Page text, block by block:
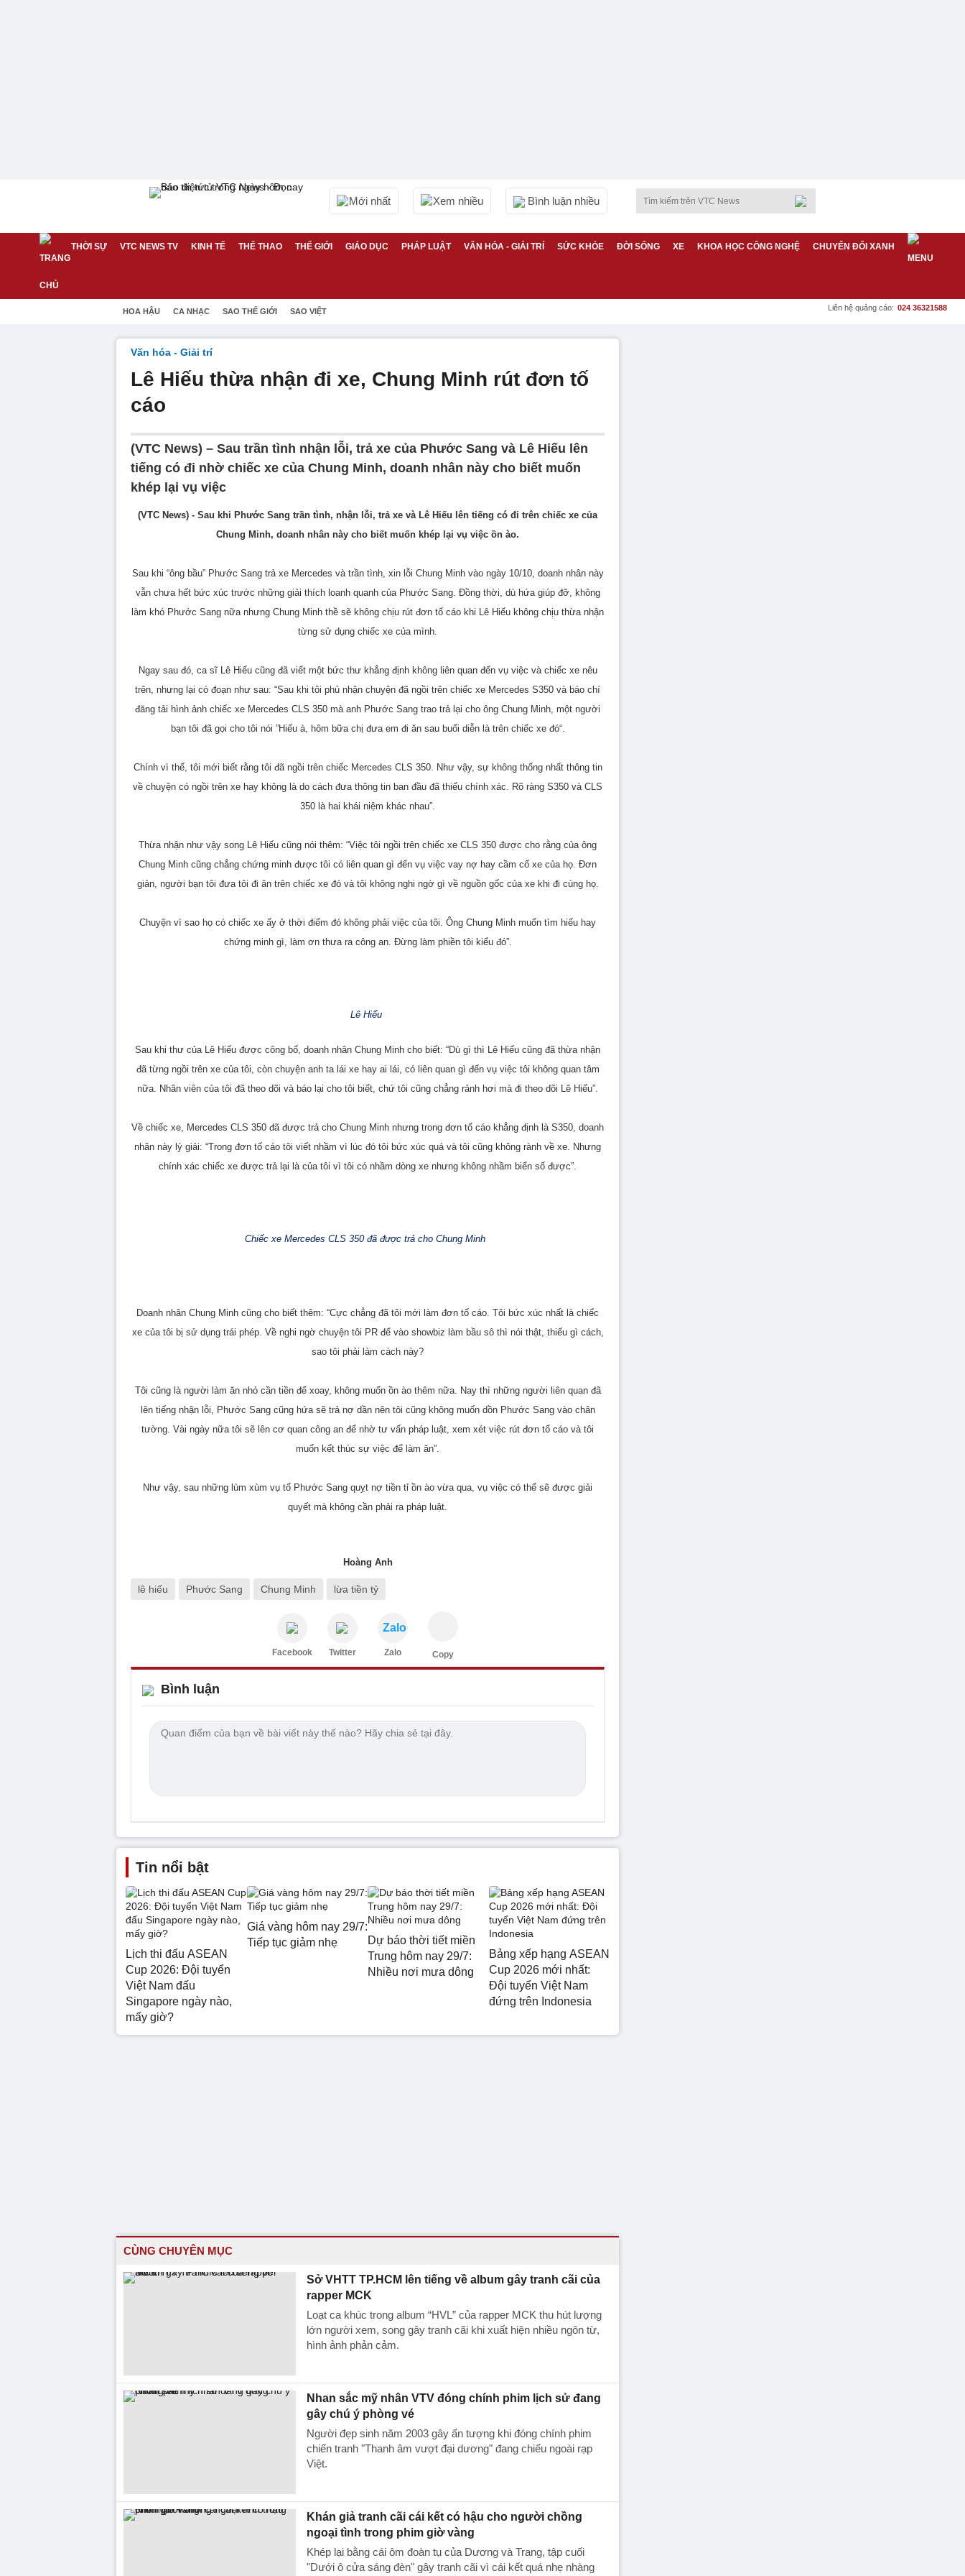
Mới nhất Xem nhiều Bình luận nhiều
THỜI SỰ VTC NEWS TV KINH TẾ THỂ THAO THẾ GIỚI GIÁO DỤC PHÁP LUẬT VĂN HÓA - GIẢI TRÍ SỨC KHỎE ĐỜI SỐNG XE KHOA HỌC CÔNG NGHỆ CHUYỂN ĐỔI XANH
HOA HẬU CA NHẠC SAO THẾ GIỚI SAO VIỆT Liên hệ quảng cáo: 024 36321588
Văn hóa - Giải trí
Lê Hiếu thừa nhận đi xe, Chung Minh rút đơn tố
cáo
(VTC News) – Sau trần tình nhận lỗi, trả xe của Phước Sang và Lê Hiếu lên
tiếng có đi nhờ chiếc xe của Chung Minh, doanh nhân này cho biết muốn
khép lại vụ việc
(VTC News) - Sau khi Phước Sang trần tình, nhận lỗi, trả xe và Lê Hiếu lên tiếng có đi trên chiếc xe của
Chung Minh, doanh nhân này cho biết muốn khép lại vụ việc ồn ào.
Sau khi “ông bầu” Phước Sang trả xe Mercedes và trần tình, xin lỗi Chung Minh vào ngày 10/10, doanh nhân này
vẫn chưa hết bức xúc trước những giải thích loanh quanh của Phước Sang. Đồng thời, dù hứa giúp đỡ, không
làm khó Phước Sang nữa nhưng Chung Minh thề sẽ không chịu rút đơn tố cáo khi Lê Hiếu không chịu thừa nhận
từng sử dụng chiếc xe của mình.
Ngay sau đó, ca sĩ Lê Hiếu cũng đã viết một bức thư khẳng định không liên quan đến vụ việc và chiếc xe nêu
trên, nhưng lại có đoạn như sau: “Sau khi tôi phủ nhận chuyện đã ngồi trên chiếc xe Mercedes S350 và báo chí
đăng tải hình ảnh chiếc xe Mercedes CLS 350 mà anh Phước Sang trao trả lại cho ông Chung Minh, một người
bạn tôi đã gọi cho tôi nói ”Hiếu à, hôm bữa chị đưa em đi ăn sau buổi diễn là trên chiếc xe đó“.
Chính vì thế, tôi mới biết rằng tôi đã ngồi trên chiếc Mercedes CLS 350. Như vậy, sự không thống nhất thông tin
về chuyện có ngồi trên xe hay không là do cách đưa thông tin ban đầu đã thiếu chính xác. Rõ ràng S350 và CLS
350 là hai khái niệm khác nhau”.
Thừa nhận như vậy song Lê Hiếu cũng nói thêm: “Việc tôi ngồi trên chiếc xe CLS 350 được cho rằng của ông
Chung Minh cũng chẳng chứng minh được tôi có liên quan gì đến vụ việc vay nợ hay cầm cố xe của họ. Đơn
giản, người bạn tôi đưa tôi đi ăn trên chiếc xe đó và tôi không nghi ngờ gì về nguồn gốc của xe khi đi cùng họ.
Chuyện vì sao họ có chiếc xe ấy ở thời điểm đó không phải việc của tôi. Ông Chung Minh muốn tìm hiểu hay
chứng minh gì, làm ơn thưa ra công an. Đừng làm phiền tôi kiểu đó”.
Lê Hiếu
Sau khi thư của Lê Hiếu được công bố, doanh nhân Chung Minh cho biết: “Dù gì thì Lê Hiếu cũng đã thừa nhận
đã từng ngồi trên xe của tôi, còn chuyện anh ta lái xe hay ai lái, có liên quan gì đến vụ việc tôi không quan tâm
nữa. Nhân viên của tôi đã theo dõi và báo lại cho tôi biết, chứ tôi cũng chẳng rảnh hơi mà đi theo dõi Lê Hiếu”.
Về chiếc xe, Mercedes CLS 350 đã được trả cho Chung Minh nhưng trong đơn tố cáo khẳng định là S350, doanh
nhân này lý giải: “Trong đơn tố cáo tôi viết nhầm vì lúc đó tôi bức xúc quá và tôi cũng không rành về xe. Nhưng
chính xác chiếc xe được trả lại là của tôi vì tôi có nhầm dòng xe nhưng không nhầm biển số được”.
Chiếc xe Mercedes CLS 350 đã được trả cho Chung Minh
Doanh nhân Chung Minh cũng cho biết thêm: “Cực chẳng đã tôi mới làm đơn tố cáo. Tôi bức xúc nhất là chiếc
xe của tôi bị sử dụng trái phép. Về nghi ngờ chuyện tôi PR để vào showbiz làm bầu sô thì nói thật, thiếu gì cách,
sao tôi phải làm cách này?
Tôi cũng là người làm ăn nhỏ cần tiền để xoay, không muốn ồn ào thêm nữa. Nay thì những người liên quan đã
lên tiếng nhận lỗi, Phước Sang cũng hứa sẽ trả nợ dần nên tôi cũng không muốn dồn Phước Sang vào chân
tường. Vài ngày nữa tôi sẽ lên cơ quan công an để nhờ tư vấn pháp luật, xem xét việc rút đơn tố cáo và tôi
muốn kết thúc sự việc để làm ăn”.
Như vậy, sau những lùm xùm vụ tố Phước Sang quỵt nợ tiền tỉ ồn ào vừa qua, vụ việc có thể sẽ được giải
quyết mà không cần phải ra pháp luật.
Hoàng Anh
lê hiếu Phước Sang Chung Minh lừa tiền tỷ
Facebook Twitter
Zalo
Zalo Copy
Bình luận
Tin nổi bật
Lịch thi đấu ASEAN
Cup 2026: Đội tuyển
Việt Nam đấu
Singapore ngày nào,
mấy giờ?
Giá vàng hôm nay 29/7:
Tiếp tục giảm nhẹ
Dự báo thời tiết miền
Trung hôm nay 29/7:
Nhiều nơi mưa dông
Bảng xếp hạng ASEAN
Cup 2026 mới nhất:
Đội tuyển Việt Nam
đứng trên Indonesia
CÙNG CHUYÊN MỤC
Sở VHTT TP.HCM lên tiếng về album gây tranh cãi của
rapper MCK
Loạt ca khúc trong album “HVL” của rapper MCK thu hút lượng
lớn người xem, song gây tranh cãi khi xuất hiện nhiều ngôn từ,
hình ảnh phản cảm.
Nhan sắc mỹ nhân VTV đóng chính phim lịch sử đang
gây chú ý phòng vé
Người đẹp sinh năm 2003 gây ấn tượng khi đóng chính phim
chiến tranh "Thanh âm vượt đại dương" đang chiếu ngoài rạp
Việt.
Khán giả tranh cãi cái kết có hậu cho người chồng
ngoại tình trong phim giờ vàng
Khép lại bằng cái ôm đoàn tụ của Dương và Trang, tập cuối
"Dưới ô cửa sáng đèn" gây tranh cãi vì cái kết quá nhẹ nhàng